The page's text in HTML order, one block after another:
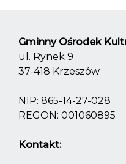
Gminny Ośrodek
ul. Rynek 9
37-418 Krzeszów
NIP: 865-14-27-028
REGON: 001060895
Kontakt: